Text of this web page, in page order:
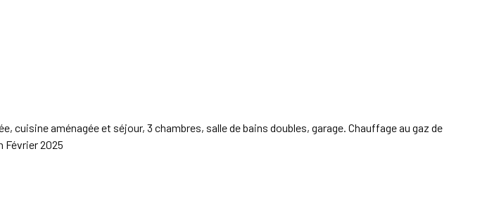
cuisine aménagée et séjour, 3 chambres, salle de bains doubles, garage. Chauffage au gaz de
Février 2025